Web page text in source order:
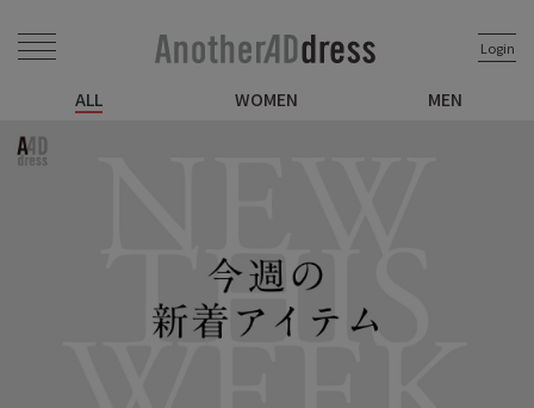
Login
ALL WOMEN MEN